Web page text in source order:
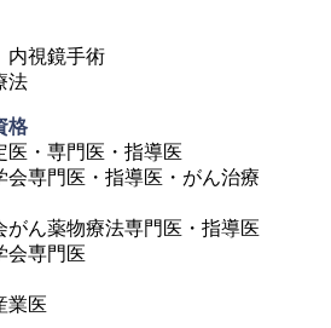
内視鏡手術
法
医・専門医・指導医
会専門医・指導医・がん治療
がん薬物療法専門医・指導医
会専門医
業医